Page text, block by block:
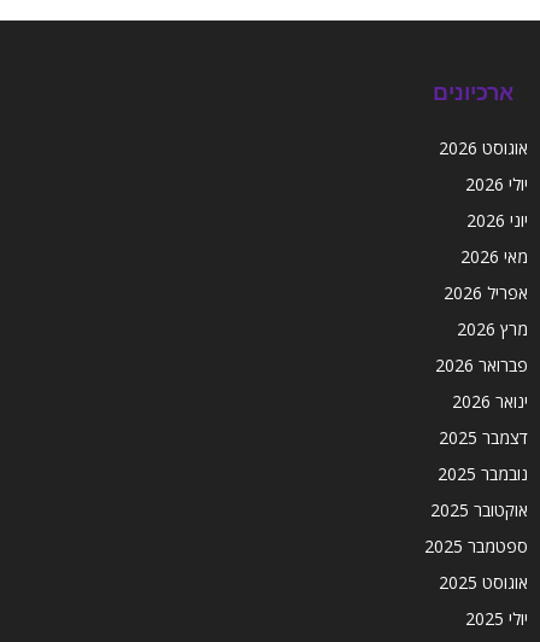
ארכיונים
אוגוסט 2026
יולי 2026
יוני 2026
מאי 2026
אפריל 2026
מרץ 2026
פברואר 2026
ינואר 2026
דצמבר 2025
נובמבר 2025
אוקטובר 2025
ספטמבר 2025
אוגוסט 2025
יולי 2025